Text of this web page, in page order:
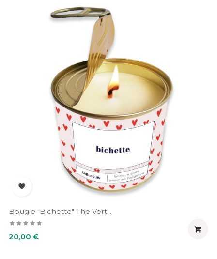

Bougie "Bichette" The Vert...
Prix
20,00 €
